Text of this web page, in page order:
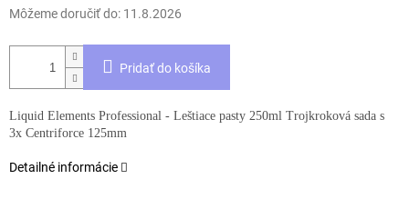
Môžeme doručiť do: 11.8.2026
Pridať do košíka
Liquid Elements Professional - Leštiace pasty 250ml Trojkroková sada s
3x Centriforce 125mm
Detailné informácie